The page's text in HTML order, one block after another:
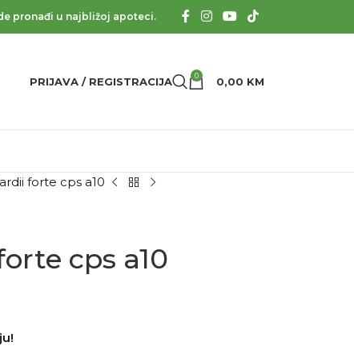
pronađi u najbližoj apoteci.
PRIJAVA / REGISTRACIJA 0 0,00 KM
forte cps a10
cps a10